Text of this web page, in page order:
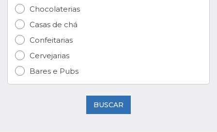
Chocolaterias
Casas de chá
Confeitarias
Cervejarias
Bares e Pubs
BUSCAR